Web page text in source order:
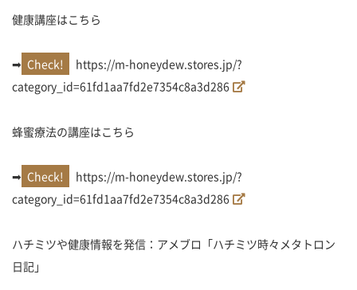
健康講座はこちら
➡
https://m-honeydew.stores.jp/?
category_id=61fd1aa7fd2e7354c8a3d286
蜂蜜療法の講座はこちら
➡
https://m-honeydew.stores.jp/?
category_id=61fd1aa7fd2e7354c8a3d286
ハチミツや健康情報を発信：アメブロ「ハチミツ時々メタトロン
日記」